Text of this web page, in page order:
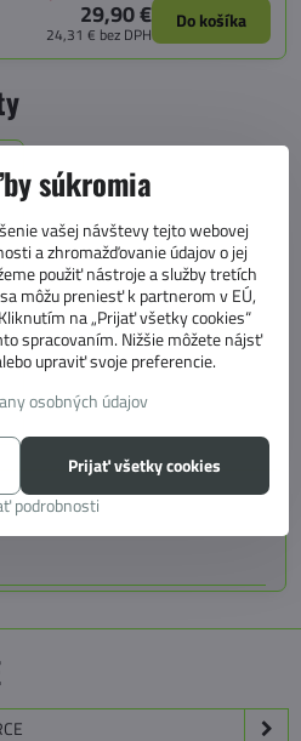
29,90 €
24,31 € bez DPH
Do košíka
súkromia
vašej návštevy tejto webovej
a zhromažďovanie údajov o jej
použiť nástroje a služby tretích
môžu preniesť k partnerom v EÚ,
na „Prijať všetky cookies“
spracovaním. Nižšie môžete nájsť
upraviť svoje preferencie.
osobných údajov
podrobnosti
Prijať všetky cookies